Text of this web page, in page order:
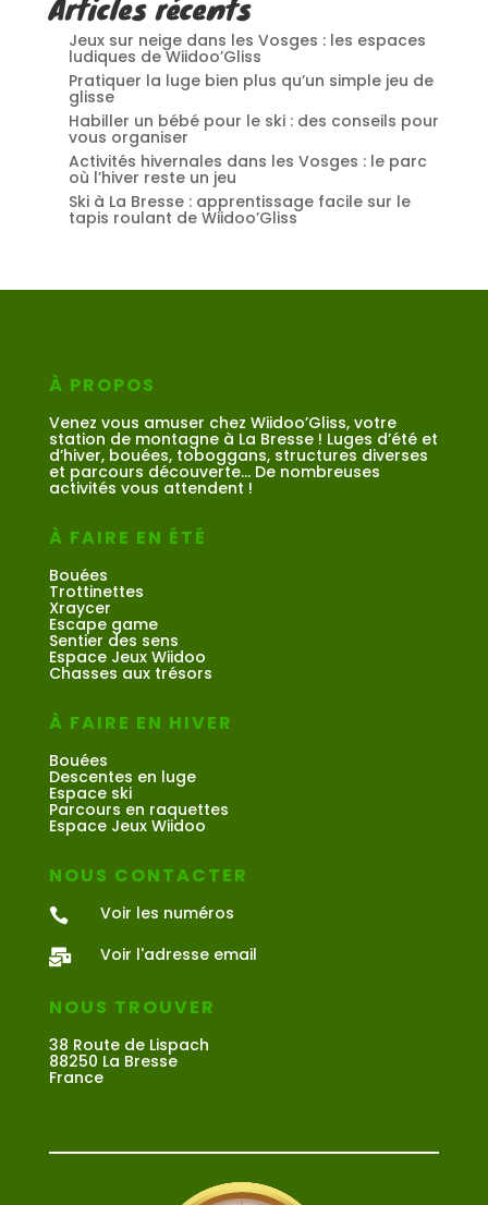
Jeux sur neige dans les Vosges : les espaces
ludiques de Wiidoo’Gliss
Pratiquer la luge bien plus qu’un simple jeu de
glisse
Habiller un bébé pour le ski : des conseils pour
vous organiser
Activités hivernales dans les Vosges : le parc
où l’hiver reste un jeu
Ski à La Bresse : apprentissage facile sur le
tapis roulant de Wiidoo’Gliss
À PROPOS
Venez vous amuser chez Wiidoo’Gliss, votre
station de montagne à La Bresse ! Luges d’été et
d’hiver, bouées, toboggans, structures diverses
et parcours découverte… De nombreuses
activités vous attendent !
À FAIRE EN ÉTÉ
Bouées
Trottinettes
Xraycer
Escape game
Sentier des sens
Espace Jeux Wiidoo
Chasses aux trésors
À FAIRE EN HIVER
Bouées
Descentes en luge
Espace ski
Parcours en raquettes
Espace Jeux Wiidoo
NOUS CONTACTER
 Voir les numéros
 Voir l'adresse email
NOUS TROUVER
38 Route de Lispach
88250 La Bresse
France